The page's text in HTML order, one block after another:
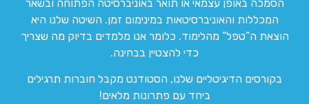
הסמכה באופן עצמאי או תואר באוניברסיטה הפתוחה ובשאר
המכללות והאוניברסיטאות במינימום זמן. השיטה שלנו היא
הוצאת ה”טפל” מהלימוד. כלומר אנו מלמדים בדיוק מה שצריך
כדי להצטיין בבחינה.
בקורסים הדיגיטליים שלנו, הסטודנט מקבל חוברות תרגילים
ביחד עם פתרונות מלאים!